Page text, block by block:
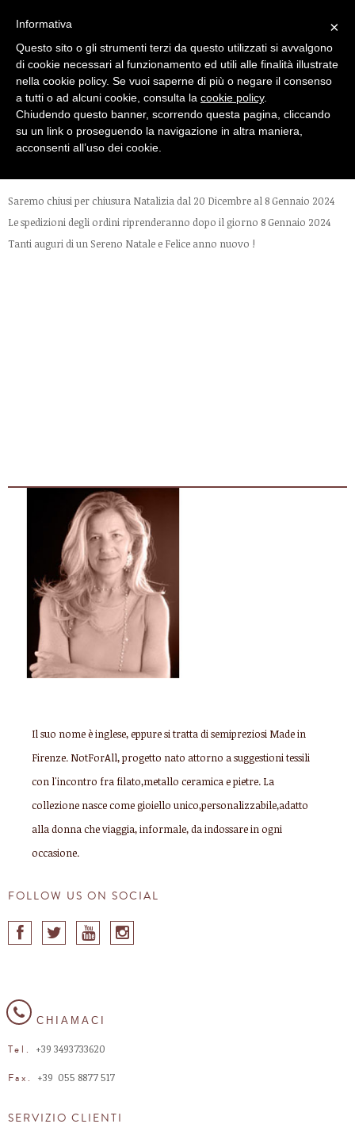
Carrello
Home Chiusura Natalizia
Saremo chiusi per chiusura Natalizia dal 20 Dicembre al 8 Gennaio 2024
Le spedizioni degli ordini riprenderanno dopo il giorno 8 Gennaio 2024
Tanti auguri di un Sereno Natale e Felice anno nuovo !
Il suo nome è inglese, eppure si tratta di semipreziosi Made in
Firenze. NotForAll, progetto nato attorno a suggestioni tessili
con l'incontro fra filato,metallo ceramica e pietre. La
collezione nasce come gioiello unico,personalizzabile,adatto
alla donna che viaggia, informale, da indossare in ogni
occasione.
FOLLOW US ON SOCIAL
CHIAMACI
Tel. +39 3493733620
Fax. +39 055 8877 517​
SERVIZIO CLIENTI
×
Informativa
Questo sito o gli strumenti terzi da questo utilizzati si avvalgono
di cookie necessari al funzionamento ed utili alle finalità illustrate
nella cookie policy. Se vuoi saperne di più o negare il consenso
a tutti o ad alcuni cookie, consulta la cookie policy.
Chiudendo questo banner, scorrendo questa pagina, cliccando
su un link o proseguendo la navigazione in altra maniera,
acconsenti all’uso dei cookie.